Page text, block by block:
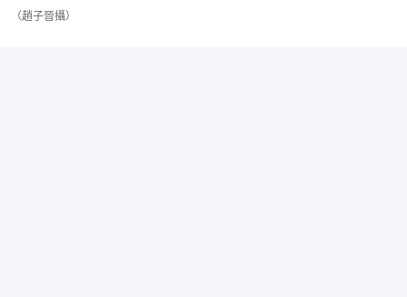
（趙子晉攝）